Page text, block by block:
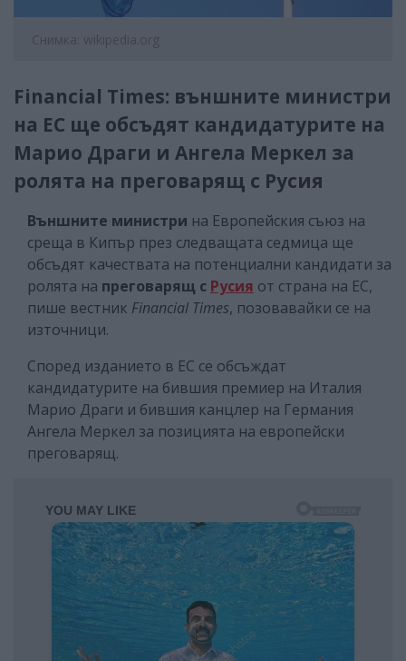
Снимка: wikipedia.org
Financial Times: външните министри
на ЕС ще обсъдят кандидатурите на
Марио Драги и Ангела Меркел за
ролята на преговарящ с Русия
Външните министри на Европейския съюз на
среща в Кипър през следващата седмица ще
обсъдят качествата на потенциални кандидати за
ролята на преговарящ с Русия от страна на ЕС,
пише вестник Financial Times, позовавайки се на
източници.
Според изданието в ЕС се обсъждат
кандидатурите на бившия премиер на Италия
Марио Драги и бившия канцлер на Германия
Ангела Меркел за позицията на европейски
преговарящ.